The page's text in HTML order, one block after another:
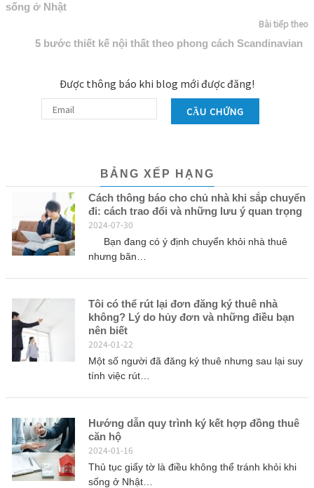
sống ở Nhật
Bài tiếp theo
5 bước thiết kế nội thất theo phong cách Scandinavian
BẢNG XẾP HẠNG
Cách thông báo cho chủ nhà khi sắp chuyển
đi: cách trao đổi và những lưu ý quan trọng
2024-07-30
Bạn đang có ý định chuyển khỏi nhà thuê
nhưng băn…
Tôi có thể rút lại đơn đăng ký thuê nhà
không? Lý do hủy đơn và những điều bạn
nên biết
2024-01-22
Một số người đã đăng ký thuê nhưng sau lại suy
tính việc rút…
Hướng dẫn quy trình ký kết hợp đồng thuê
căn hộ
2024-01-16
Thủ tục giấy tờ là điều không thể tránh khỏi khi
sống ở Nhật…
Được thông báo khi blog mới được đăng!
CẦU CHỨNG